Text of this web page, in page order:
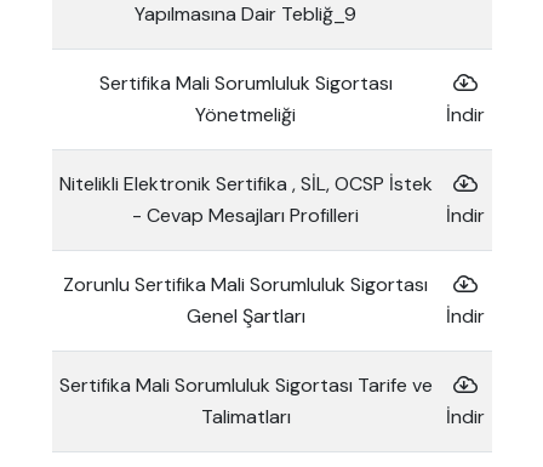
Yapılmasına Dair Tebliğ_9
Sertifika Mali Sorumluluk Sigortası
Yönetmeliği
İndir
Nitelikli Elektronik Sertifika , SİL, OCSP İstek
- Cevap Mesajları Profilleri
İndir
Zorunlu Sertifika Mali Sorumluluk Sigortası
Genel Şartları
İndir
Sertifika Mali Sorumluluk Sigortası Tarife ve
Talimatları
İndir